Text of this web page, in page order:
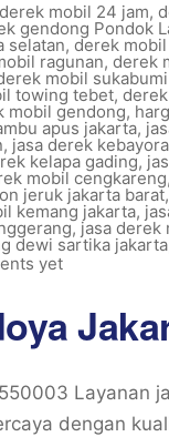
mobil 24 jam,
gendong Pondok
selatan, derek
ragunan, derek
mobil
towing tebet,
mobil gendong,
apus jakarta,
, jasa derek
kelapa gading,
mobil cengkareng,
jeruk jakarta barat,
kemang jakarta,
, jasa derek
dewi sartika jakarta
yet
Layanan
dengan